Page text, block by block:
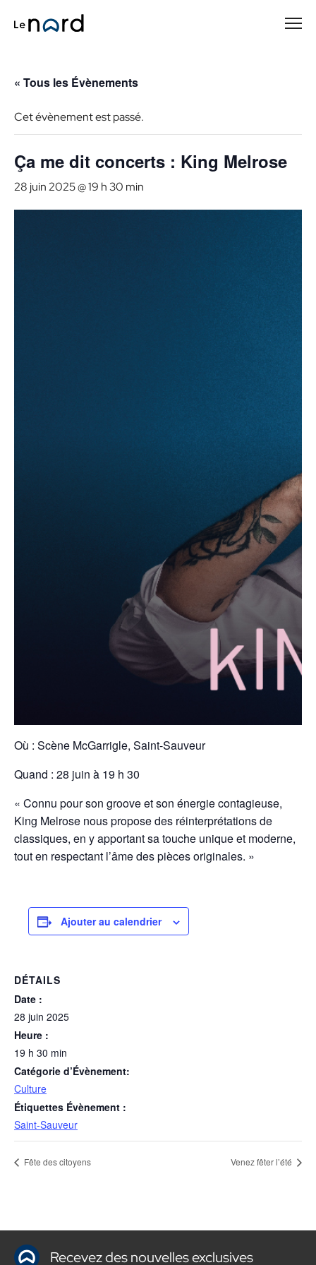
« Tous les Évènements
Cet évènement est passé.
Ça me dit concerts : King Melrose
28 juin 2025 @ 19 h 30 min
Où : Scène McGarrigle, Saint-Sauveur
Quand : 28 juin à 19 h 30
« Connu pour son groove et son énergie contagieuse,
King Melrose nous propose des réinterprétations de
classiques, en y apportant sa touche unique et moderne,
tout en respectant l’âme des pièces originales. »
Ajouter au calendrier
DÉTAILS
Date :
28 juin 2025
Heure :
19 h 30 min
Catégorie d’Évènement:
Culture
Étiquettes Évènement :
Saint-Sauveur
Fête des citoyens Venez fêter l’été
Recevez des nouvelles exclusives